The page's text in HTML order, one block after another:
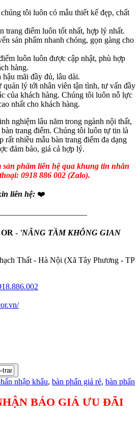
tôi luôn có mẫu thiết kế đẹp, chất
trang điểm luôn tốt nhất, hợp lý nhất.
sản phẩm nhanh chóng, gọn gàng cho
luôn luôn được cập nhật, phù hợp
hàng.
hậu mãi đầy đủ, lâu dài.
lý tới nhân viên tận tình, tư vấn đầy
của khách hàng. Chúng tôi luôn nỗ lực
nhất cho khách hàng.
nghiệm lâu năm trong ngành nội thất,
trang điểm. Chúng tôi luôn tự tin là
rất nhiều mẫu bàn trang điểm đa dạng
đảm bảo, giá cả hợp lý.
sản phẩm liên hệ qua khung tin nhắn
0918 886 002 (Zalo).
liên hệ: ❤️
- 'NÂNG TẦM KHÔNG GIAN
Thất - Hà Nội (Xã Tây Phương - TP
nhập khẩu, bàn phấn giá rẻ, bàn phấn
BÁO GIÁ ƯU ĐÃI